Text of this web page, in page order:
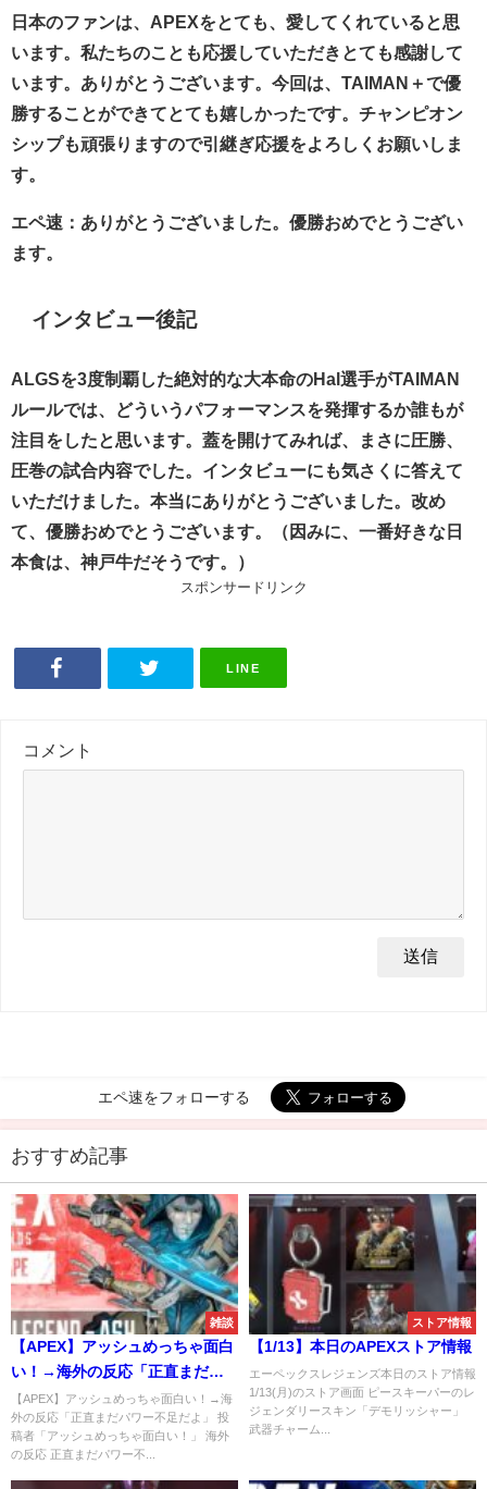
日本のファンは、APEXをとても、愛してくれていると思
います。私たちのことも応援していただきとても感謝して
います。ありがとうございます。今回は、TAIMAN＋で優
勝することができてとても嬉しかったです。チャンピオン
シップも頑張りますので引継ぎ応援をよろしくお願いしま
す。
エペ速：ありがとうございました。優勝おめでとうござい
ます。
インタビュー後記
ALGSを3度制覇した絶対的な大本命のHal選手がTAIMAN
ルールでは、どういうパフォーマンスを発揮するか誰もが
注目をしたと思います。蓋を開けてみれば、まさに圧勝、
圧巻の試合内容でした。インタビューにも気さくに答えて
いただけました。本当にありがとうございました。改め
て、優勝おめでとうございます。（因みに、一番好きな日
本食は、神戸牛だそうです。）
スポンサードリンク
LINE
コメント
エペ速をフォローする
おすすめ記事
雑談
【APEX】アッシュめっちゃ面白
い！→海外の反応「正直まだパ
ワー不足だよ」
【APEX】アッシュめっちゃ面白い！→海
外の反応「正直まだパワー不足だよ」 投
稿者「アッシュめっちゃ面白い！」 海外
の反応 正直まだパワー不...
ストア情報
【1/13】本日のAPEXストア情報
エーペックスレジェンズ本日のストア情報
1/13(月)のストア画面 ピースキーパーのレ
ジェンダリースキン「デモリッシャー」
武器チャーム...